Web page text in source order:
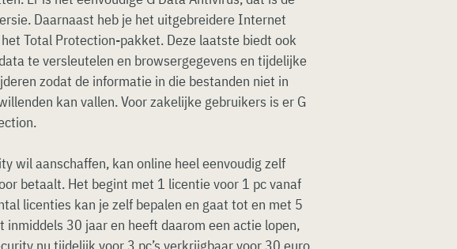
Daarnaast heb je het uitgebreidere Internet
Total Protection-pakket. Deze laatste biedt ook
te versleutelen en browsergegevens en tijdelijke
zodat de informatie in die bestanden niet in
kan vallen. Voor zakelijke gebruikers is er G
wil aanschaffen, kan online heel eenvoudig zelf
betaalt. Het begint met 1 licentie voor 1 pc vanaf
licenties kan je zelf bepalen en gaat tot en met 5
inmiddels 30 jaar en heeft daarom een actie lopen,